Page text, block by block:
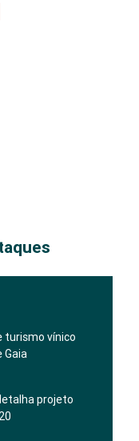
turismo vínico
Gaia
projeto